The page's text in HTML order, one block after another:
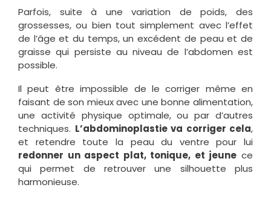
Parfois, suite à une variation de poids, des
grossesses, ou bien tout simplement avec l’effet
de l’âge et du temps, un excédent de peau et de
graisse qui persiste au niveau de l’abdomen est
possible.
Il peut être impossible de le corriger même en
faisant de son mieux avec une bonne alimentation,
une activité physique optimale, ou par d’autres
techniques. L’abdominoplastie va corriger cela,
et retendre toute la peau du ventre pour lui
redonner un aspect plat, tonique, et jeune ce
qui permet de retrouver une silhouette plus
harmonieuse.